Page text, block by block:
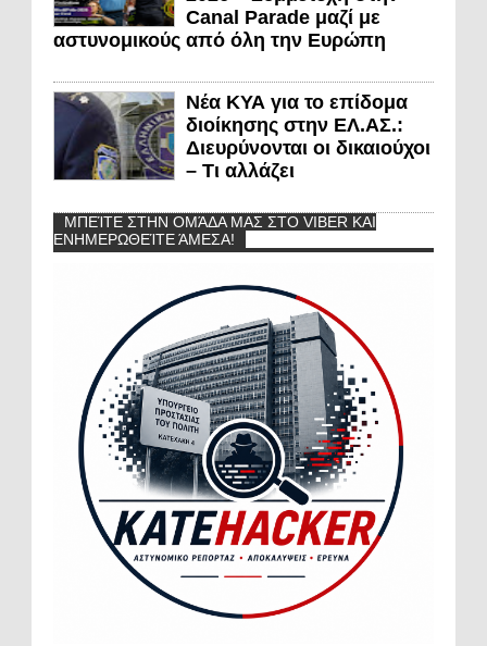
Canal Parade μαζί με
αστυνομικούς από όλη την Ευρώπη
Νέα ΚΥΑ για το επίδομα
διοίκησης στην ΕΛ.ΑΣ.:
Διευρύνονται οι δικαιούχοι
– Τι αλλάζει
ΜΠΕΊΤΕ ΣΤΗΝ ΟΜΆΔΑ ΜΑΣ ΣΤΟ VIBER ΚΑΙ
ΕΝΗΜΕΡΩΘΕΊΤΕ ΆΜΕΣΑ!